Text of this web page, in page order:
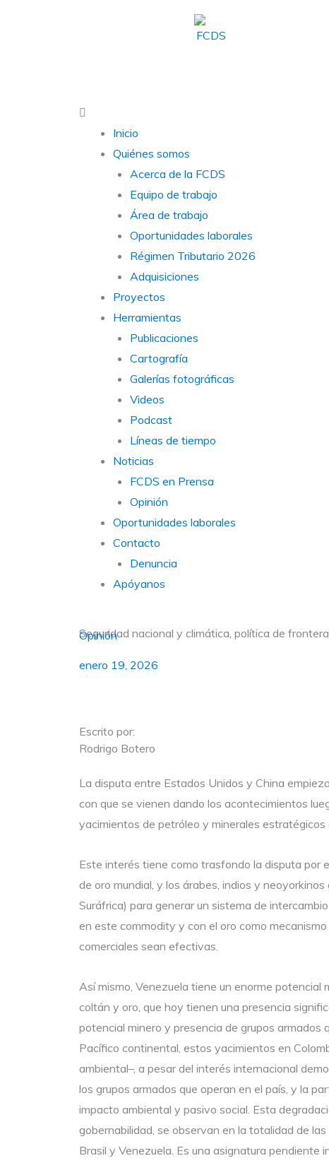
Main
Menu
Inicio
Quiénes somos
Acerca de la FCDS
Equipo de trabajo
Área de trabajo
Oportunidades laborales
Régimen Tributario 2026
Adquisiciones
Proyectos
Herramientas
Publicaciones
Cartografía
Galerías fotográficas
Videos
Podcast
Líneas de tiempo
Noticias
FCDS en Prensa
Opinión
Oportunidades laborales
Contacto
Denuncia
Apóyanos
Seguridad nacional y climática, política de
enero 19, 2026
Opinión
Escrito por:
Rodrigo Botero
La disputa entre Estados Unidos y China
con que se vienen dando los acontecimientos
yacimientos de petróleo y minerales
Este interés tiene como trasfondo la disputa por
de oro mundial, y los árabes, indios y
Suráfrica) para generar un sistema de
en este commodity y con el oro como
comerciales sean efectivas.
Así mismo, Venezuela tiene un enorme
coltán y oro, que hoy tienen una presencia
potencial minero y presencia de grupos
Pacífico continental, estos yacimientos en
ambiental–, a pesar del interés internacional
los grupos armados que operan en el país, y la
impacto ambiental y pasivo social. Esta
gobernabilidad, se observan en la totalidad de
Brasil y Venezuela. Es una asignatura pendiente